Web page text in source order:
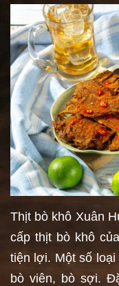
Thịt bò khô Xuân
cấp thịt bò khô
tiện lợi. Một số
bò viên, bò sợi.